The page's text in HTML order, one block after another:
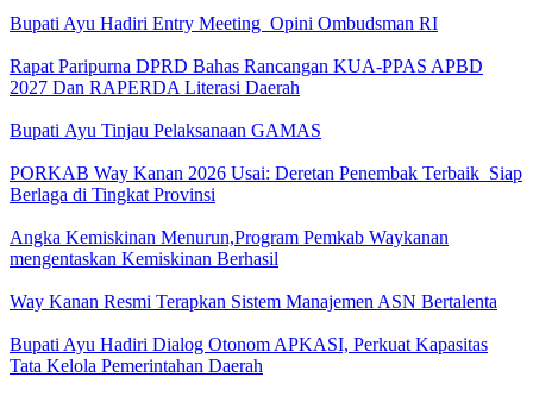
Bupati Ayu Hadiri Entry Meeting Opini Ombudsman RI
Rapat Paripurna DPRD Bahas Rancangan KUA-PPAS APBD
2027 Dan RAPERDA Literasi Daerah
Bupati Ayu Tinjau Pelaksanaan GAMAS
PORKAB Way Kanan 2026 Usai: Deretan Penembak Terbaik Siap
Berlaga di Tingkat Provinsi
Angka Kemiskinan Menurun,Program Pemkab Waykanan
mengentaskan Kemiskinan Berhasil
Way Kanan Resmi Terapkan Sistem Manajemen ASN Bertalenta
Bupati Ayu Hadiri Dialog Otonom APKASI, Perkuat Kapasitas
Tata Kelola Pemerintahan Daerah